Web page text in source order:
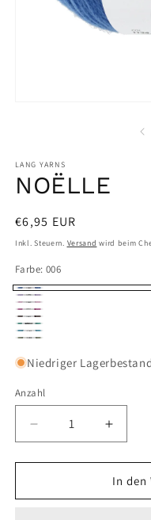
LANG YARNS
NOËLLE
Normaler
Preis
€6,95 EUR
Inkl. Steuern. Versand wird beim
Farbe: 006
006
007
019
065
068
073
078
Niedriger
Anzahl
Verringere
die
Menge
NOËLLE
Erhöhe
die
Menge
für
In den